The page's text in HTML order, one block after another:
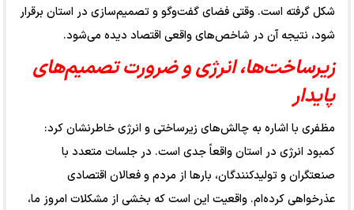
شکل گرفته است. وقتی فضای گفت‌وگو و تصمیم‌سازی در استان برقرار
شود، نتیجه آن در شاخص‌های واقعی اقتصاد دیده می‌شود.
زیرساخت‌ها، انرژی و ضرورت تصمیم‌های
پایدار
مظفری با اشاره به چالش‌های زیرساختی و انرژی خاطرنشان کرد:
کمبود انرژی در استان واقعاً جدی است. در جلسات متعدد با
صنعتگران و تولیدکنندگان، بارها از مردم و فعالان اقتصادی
عذرخواهی کرده‌ام. واقعیت این است که بخشی از مشکلات امروز ما،